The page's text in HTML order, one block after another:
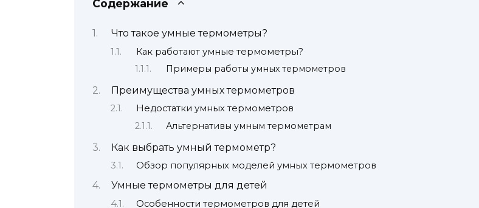
Содержание
Что такое умные термометры?
Как работают умные термометры?
Примеры работы умных термометров
Преимущества умных термометров
Недостатки умных термометров
Альтернативы умным термометрам
Как выбрать умный термометр?
Обзор популярных моделей умных термометров
Умные термометры для детей
Особенности термометров для детей